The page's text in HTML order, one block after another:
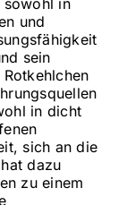
sowohl in
und
sein
in dicht
sich an die
dazu
zu einem